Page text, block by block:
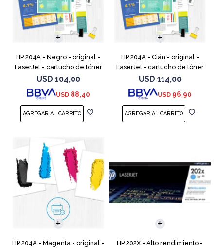
HP 204A - Negro - original -
LaserJet - cartucho de tóner
(CF510A) - para Color
LaserJet Pro M154a, M154nw,
MFP M180n, MFP M180n
USD 104,00
USD 88,40
HP 204A - Cián - original -
LaserJet - cartucho de tóner
(CF511A) - para Color LaserJet
Pro M154a, M154nw, MFP
M180n, MFP M180nw
USD 114,00
USD 96,90
HP 204A - Magenta - original -
HP 202X - Alto rendimiento -